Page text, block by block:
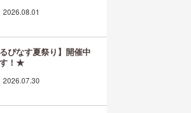
2026.08.01
るぴなす夏祭り】開催中
！★
2026.07.30